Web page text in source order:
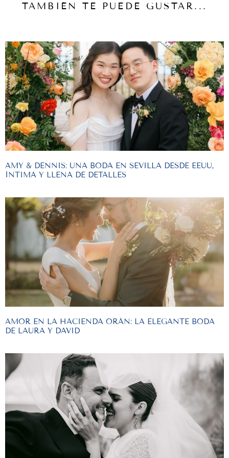
TAMBIÉN TE PUEDE GUSTAR...
AMY & DENNIS: UNA BODA EN SEVILLA DESDE EEUU,
ÍNTIMA Y LLENA DE DETALLES
AMOR EN LA HACIENDA ORÁN: LA ELEGANTE BODA
DE LAURA Y DAVID